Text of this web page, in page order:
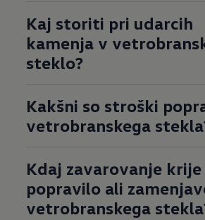
Kaj storiti pri udarcih
kamenja v
steklo?
Kakšni so stroški
vetrobranskega
Kdaj zavarovanje krije
popravilo ali
vetrobranskega